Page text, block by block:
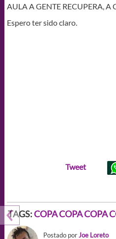
AULA A GENTE RECUPERA, A
Espero ter sido claro.
Tweet
TAGS:COPA COPA COPA
Postado porJoe Loreto